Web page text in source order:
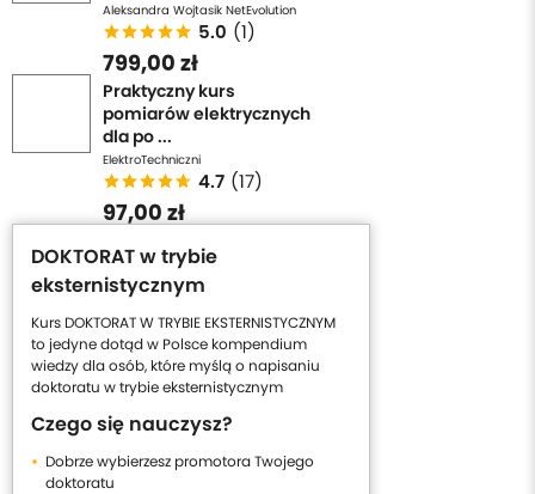
Aleksandra Wojtasik NetEvolution
5.0 (1)
799,00 zł
Praktyczny kurs
pomiarów elektrycznych
dla po ...
ElektroTechniczni
4.7 (17)
97,00 zł
DOKTORAT w trybie
eksternistycznym
Kurs DOKTORAT W TRYBIE EKSTERNISTYCZNYM
to jedyne dotąd w Polsce kompendium
wiedzy dla osób, które myślą o napisaniu
doktoratu w trybie eksternistycznym
Czego się nauczysz?
Dobrze wybierzesz promotora Twojego
doktoratu